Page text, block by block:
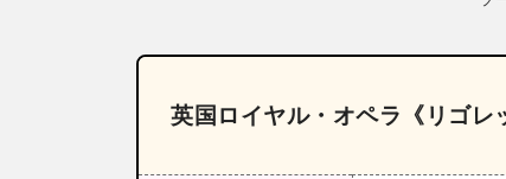
英国ロイヤル・オペラ《リゴレ